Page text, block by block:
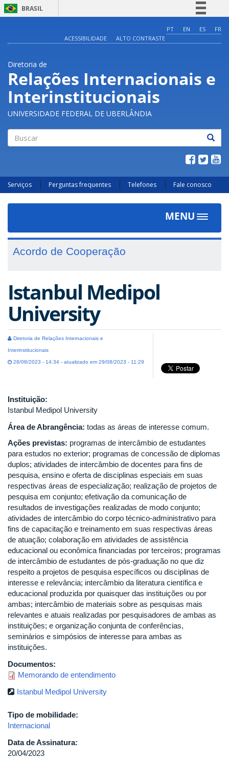
BRASIL
Comunica BR
Acesso à informação
Legislação
Canais
PT EN ES
FR
ACESSIBILIDADE
ALTO CONTRASTE
Diretoria de
Relações Internacionais e
Interinstitucionais
UNIVERSIDADE FEDERAL DE UBERLÂNDIA
Serviços Perguntas frequentes Telefones Fale conosco
MENU
Toggle
Acordo de Cooperação
Istanbul Medipol
University
Diretoria de Relações Internacionais e
Interinstitucionais
28/08/2023 - 14:34 - atualizado em 29/08/2023 - 11:29
Instituição:
Istanbul Medipol University
Área de Abrangência: todas as áreas de interesse comum.
Ações previstas: programas de intercâmbio de estudantes
para estudos no exterior; programas de concessão de diplomas
duplos; atividades de intercâmbio de docentes para fins de
pesquisa, ensino e oferta de disciplinas especiais em suas
respectivas áreas de especialização; realização de projetos de
pesquisa em conjunto; efetivação da comunicação de
resultados de investigações realizadas de modo conjunto;
atividades de intercâmbio do corpo técnico-administrativo para
fins de capacitação e treinamento em suas respectivas áreas
de atuação; colaboração em atividades de assistência
educacional ou econômica financiadas por terceiros; programas
de intercâmbio de estudantes de pós-graduação no que diz
respeito a projetos de pesquisa específicos ou disciplinas de
interesse e relevância; intercâmbio da literatura científica e
educacional produzida por quaisquer das instituições ou por
ambas; intercâmbio de materiais sobre as pesquisas mais
relevantes e atuais realizadas por pesquisadores de ambas as
instituições; e organização conjunta de conferências,
seminários e simpósios de interesse para ambas as
instituições.
Documentos:
Memorando de entendimento
Istanbul Medipol University
Tipo de mobilidade:
Internacional
Data de Assinatura:
20/04/2023